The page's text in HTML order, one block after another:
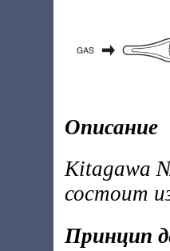
Описание
Kitagawa
состоит
Принцип